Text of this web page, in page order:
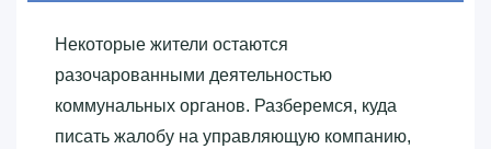
Некоторые жители остаются
разочарованными деятельностью
коммунальных органов. Разберемся, куда
писать жалобу на управляющую компанию,